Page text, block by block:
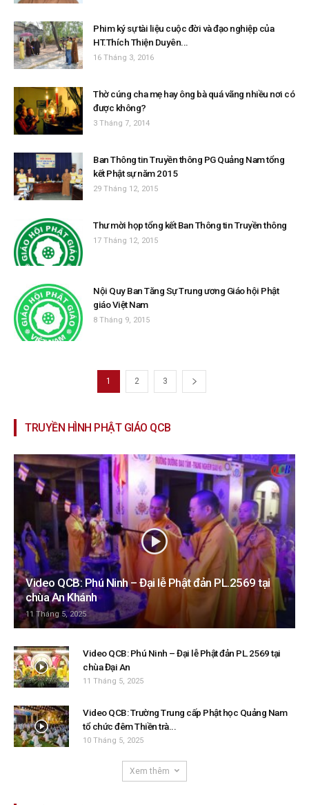
Phim ký sự tài liệu cuộc đời và đạo nghiệp của
HT.Thích Thiện Duyên...
16 Tháng 3, 2016
Thờ cúng cha mẹ hay ông bà quá vãng nhiều nơi có
được không?
3 Tháng 7, 2014
Ban Thông tin Truyền thông PG Quảng Nam tổng
kết Phật sự năm 2015
29 Tháng 12, 2015
Thư mời họp tổng kết Ban Thông tin Truyền thông
17 Tháng 12, 2015
Nội Quy Ban Tăng Sự Trung ương Giáo hội Phật
giáo Việt Nam
8 Tháng 9, 2015
1 2 3
TRUYỀN HÌNH PHẬT GIÁO QCB
Video QCB: Phú Ninh – Đại lễ Phật đản PL.2569 tại
chùa An Khánh
11 Tháng 5, 2025
Video QCB: Phú Ninh – Đại lễ Phật đản PL.2569 tại
chùa Đại An
11 Tháng 5, 2025
Video QCB: Trường Trung cấp Phật học Quảng Nam
tổ chức đêm Thiền trà...
10 Tháng 5, 2025
Xem thêm